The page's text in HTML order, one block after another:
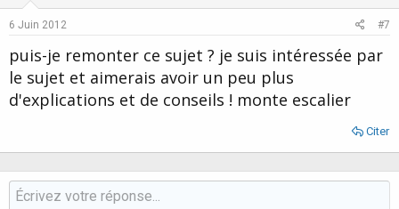
Durant les séances de groupe je fais en sorte de créer un lien in
conscient entre tous et ce qui extraordinaire c'est que à plusieurs
fortuitement dans un même lieu comme si se lien avait une
rémanence.
Voilà j'espère avoir répondu au plus juste.
6 Juin 2012 #7
puis-je remonter ce sujet ? je suis intéressée par
le sujet et aimerais avoir un peu plus
d'explications et de conseils ! monte escalier
Citer